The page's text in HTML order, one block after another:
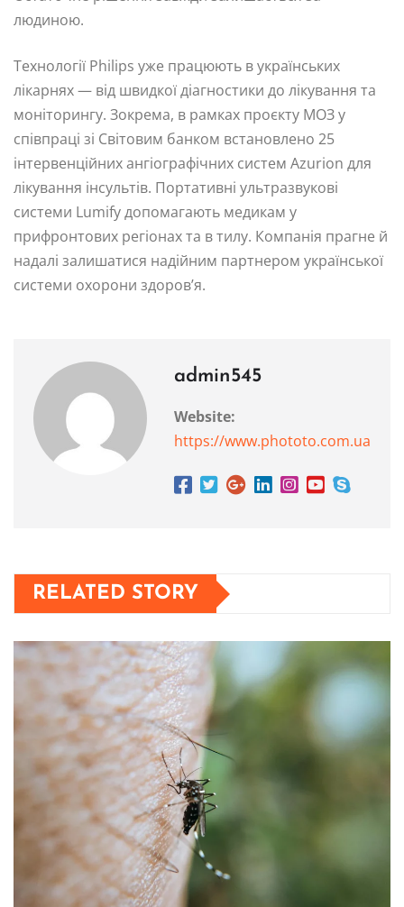
людиною.
Технології Philips уже працюють в українських
лікарнях — від швидкої діагностики до лікування та
моніторингу. Зокрема, в рамках проєкту МОЗ у
співпраці зі Світовим банком встановлено 25
інтервенційних ангіографічних систем Azurion для
лікування інсультів. Портативні ультразвукові
системи Lumify допомагають медикам у
прифронтових регіонах та в тилу. Компанія прагне й
надалі залишатися надійним партнером української
системи охорони здоров’я.
admin545
Website:
https://www.phototo.com.ua
RELATED STORY